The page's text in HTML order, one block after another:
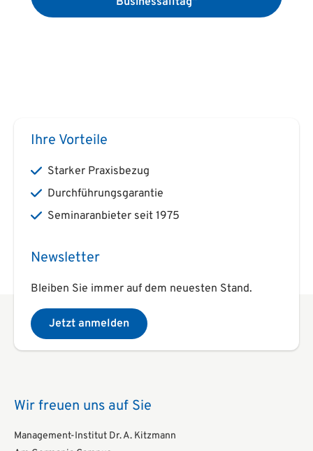
Ihre Vorteile
Starker Praxisbezug
Durchführungsgarantie
Seminaranbieter seit 1975
Newsletter
Bleiben Sie immer auf dem neuesten Stand.
Jetzt anmelden
Wir freuen uns auf Sie
Management-Institut Dr. A. Kitzmann